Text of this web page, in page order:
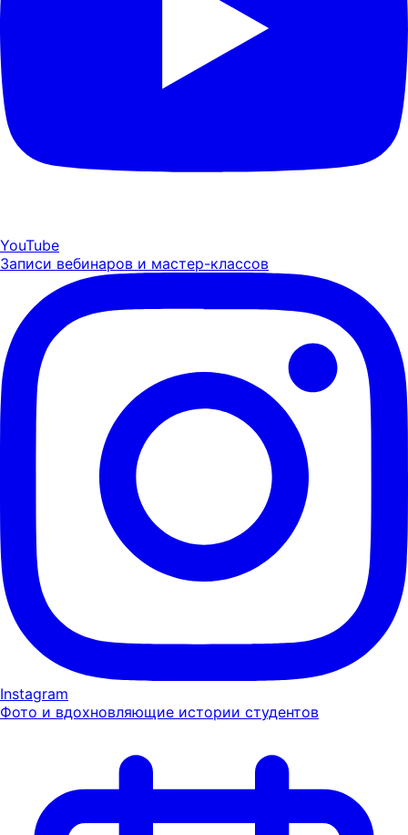
YouTube
Записи вебинаров и мастер-классов
Instagram
Фото и вдохновляющие истории студентов